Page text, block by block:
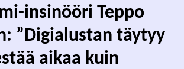
insinööri Teppo
”Digialustan täytyy
aikaa kuin